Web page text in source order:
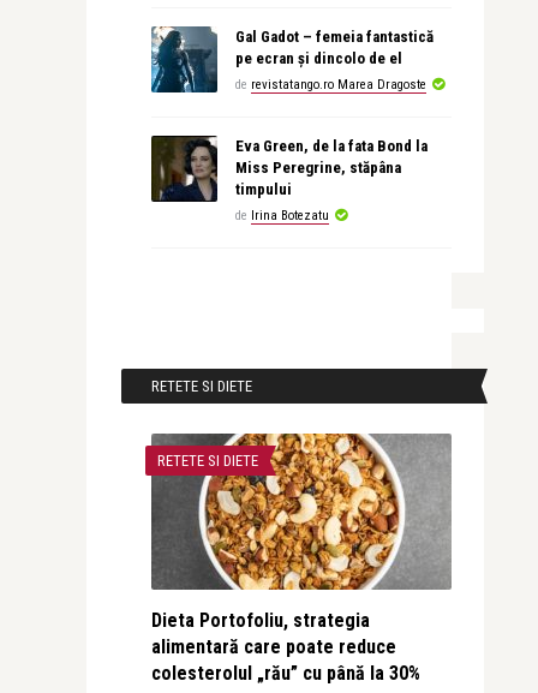
Gal Gadot – femeia fantastică
pe ecran și dincolo de el
de revistatango.ro Marea Dragoste
Eva Green, de la fata Bond la
Miss Peregrine, stăpâna
timpului
de Irina Botezatu
RETETE SI DIETE
RETETE SI DIETE
Dieta Portofoliu, strategia
alimentară care poate reduce
colesterolul „rău” cu până la 30%